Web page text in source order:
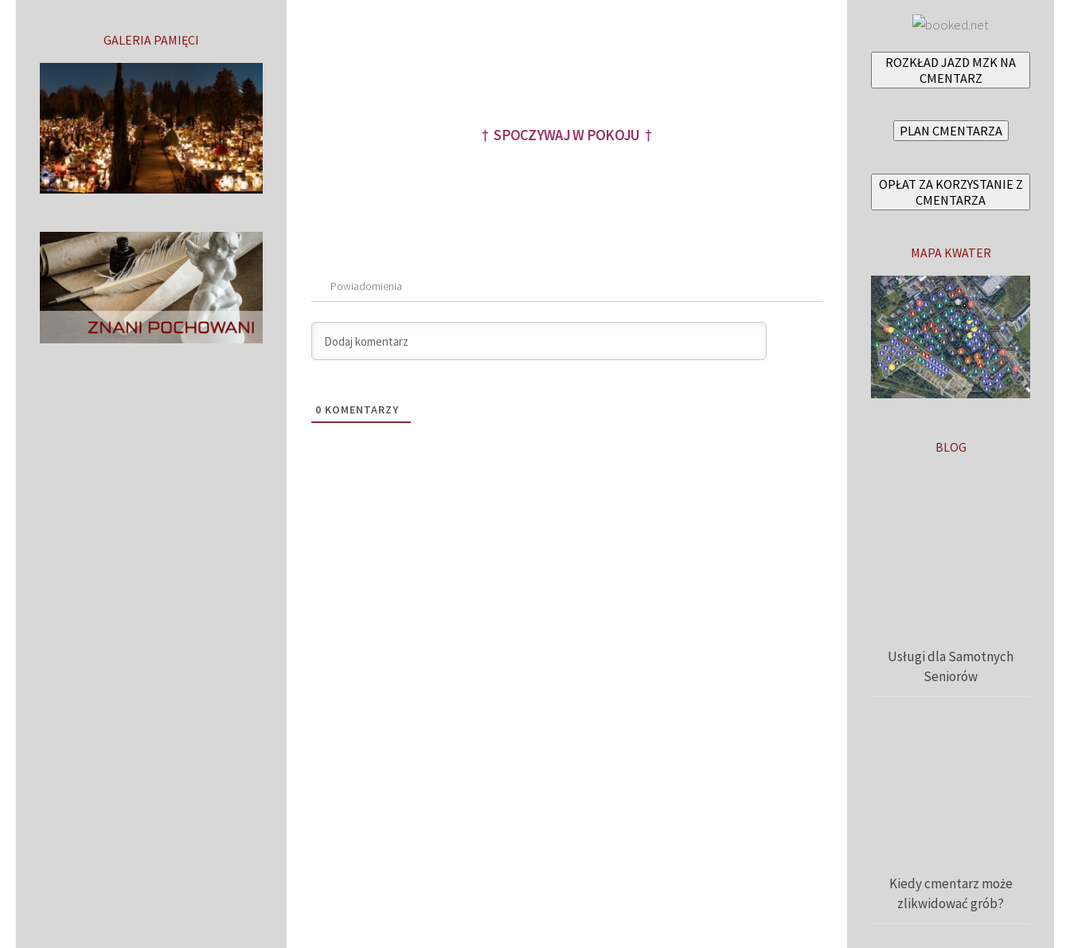
† SPOCZYWAJ W POKOJU †
Powiadomienia
0 KOMENTARZY
GALERIA PAMIĘCI
ROZKŁAD JAZD MZK NA
CMENTARZ
PLAN CMENTARZA
OPŁAT ZA KORZYSTANIE Z
CMENTARZA
MAPA KWATER
BLOG
Usługi dla Samotnych
Seniorów
Kiedy cmentarz może
zlikwidować grób?